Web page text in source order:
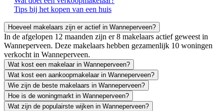
Tips bij het kopen van een huis
Hoeveel makelaars zijn er actief in Wanneperveen?
In de afgelopen 12 maanden zijn er 8 makelaars actief geweest in
Wanneperveen. Deze makelaars hebben gezamenlijk 10 woningen
verkocht in Wanneperveen.
Wat kost een makelaar in Wanneperveen?
Wat kost een aankoopmakelaar in Wanneperveen?
Wie zijn de beste makelaars in Wanneperveen?
Hoe is de woningmarkt in Wanneperveen?
Wat zijn de populairste wijken in Wanneperveen?